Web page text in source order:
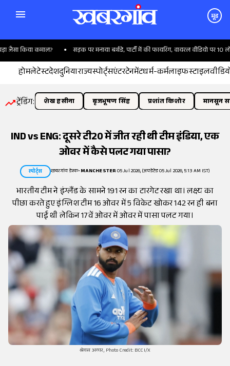
मूड
किया कमाल? सड़क पर मनाया बर्थडे, पार्टी में की फायरिंग, वायरल वीडियो पर 10 लोग
होमलेटेस्टदेशदुनियाराज्यस्पोर्ट्सएंटरटेनमेंटधर्म-कर्मलाइफस्टाइल
ट्रेंडिंग: शेख हसीना बृजभूषण सिंह प्रशांत किशोर मानसून
IND vs ENG: दूसरे टी20 में जीत रही थी टीम इंडिया, एक
ओवर में कैसे पलट गया पासा?
स्पोर्ट्स खबरगांव डेस्क•MANCHESTER05 Jul 2026, (अपडेटेड 05 Jul 2026, 5:13 AM IST)
भारतीय टीम ने इंग्लैंड के सामने 191 रन का टारगेट रखा था। लक्ष्य का
पीछा करते हुए इंग्लिश टीम 16 ओवर में 5 विकेट खोकर 142 रन ही बना
पाई थी लेकिन 17वें ओवर में ओवर में पासा पलट गया।
श्रेयस अय्यर, Photo Credit: BCCI/X